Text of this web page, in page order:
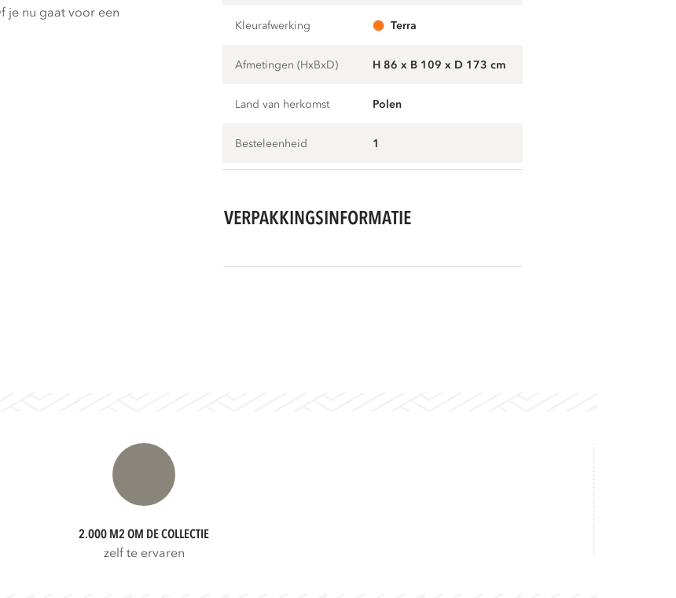
je nu gaat voor een
Kleurafwerking terra
Afmetingen (HxBxD) H 86 x B 109 x D 173 cm
Land van herkomst Polen
Besteleenheid 1
VERPAKKINGSINFORMATIE
2.000 M2 OM DE COLLECTIE
zelf te ervaren